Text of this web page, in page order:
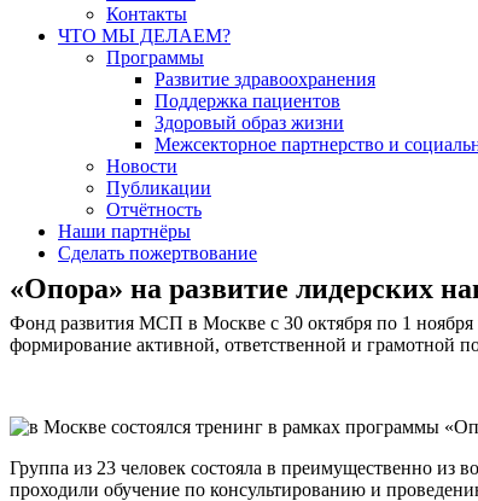
Контакты
ЧТО МЫ ДЕЛАЕМ?
Программы
Развитие здравоохранения
Поддержка пациентов
Здоровый образ жизни
Межсекторное партнерство и
Новости
Публикации
Отчётность
Наши партнёры
Сделать пожертвование
«Опора» на развитие лидерских
Фонд развития МСП в Москве с 30 октября по 1 ноября
формирование активной, ответственной и
Группа из 23 человек состояла в преимущественно из
проходили обучение по консультированию и